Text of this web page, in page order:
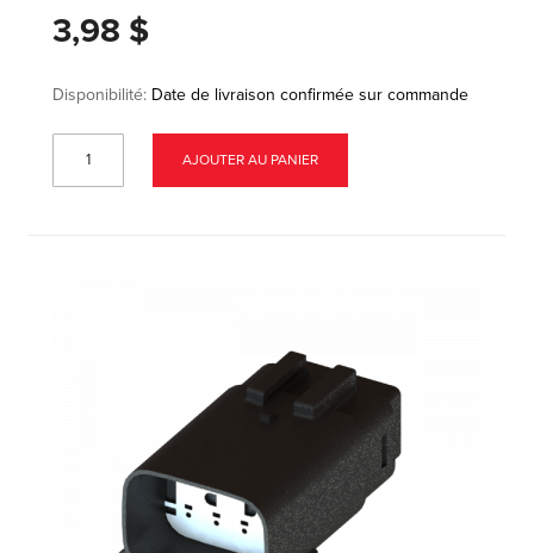
3,98 $
Disponibilité: Date de livraison confirmée sur commande
AJOUTER AU PANIER